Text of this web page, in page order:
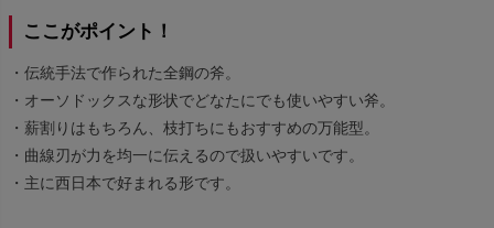
ここがポイント！
・伝統手法で作られた全鋼の斧。
・オーソドックスな形状でどなたにでも使いやすい斧。
・薪割りはもちろん、枝打ちにもおすすめの万能型。
・曲線刃が力を均一に伝えるので扱いやすいです。
・主に西日本で好まれる形です。